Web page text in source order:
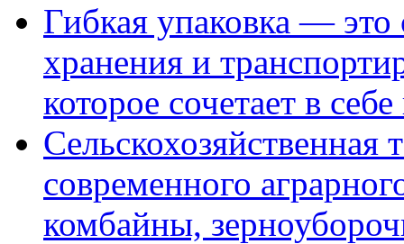
Гибкая упаковка —
хранения и
которое сочетает в
современного
комбайны,